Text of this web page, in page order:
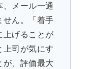
メール一通
せん。「着手
上げることが
上司が気にす
が、評価最大